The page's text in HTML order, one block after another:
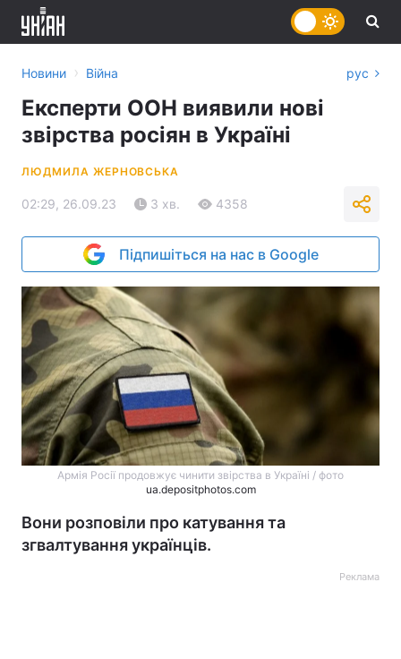
Новини › Війна рус
Експерти ООН виявили нові
звірства росіян в Україні
ЛЮДМИЛА ЖЕРНОВСЬКА
02:29, 26.09.23 3 хв. 4358
Підпишіться на нас в Google
Армія Росії продовжує чинити звірства в Україні / фото
ua.depositphotos.com
Вони розповіли про катування та
згвалтування українців.
Реклама